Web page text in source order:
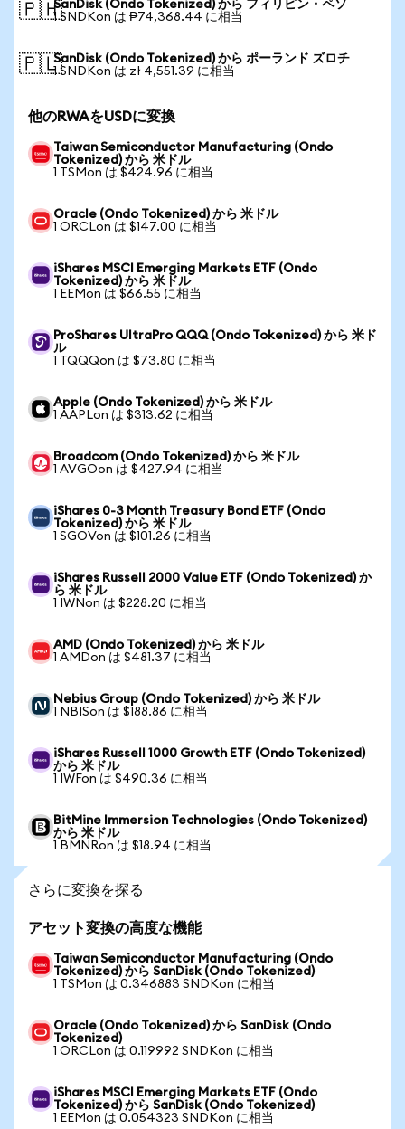
🇵🇭SanDisk (Ondo Tokenized) から フィリピン・ペソ
1 SNDKon は ₱74,368.44 に相当
🇵🇱SanDisk (Ondo Tokenized) から ポーランド ズロチ
1 SNDKon は zł 4,551.39 に相当
他のRWAをUSDに変換
Taiwan Semiconductor Manufacturing (Ondo
Tokenized) から 米ドル
1 TSMon は $424.96 に相当
Oracle (Ondo Tokenized) から 米ドル
1 ORCLon は $147.00 に相当
iShares MSCI Emerging Markets ETF (Ondo
Tokenized) から 米ドル
1 EEMon は $66.55 に相当
ProShares UltraPro QQQ (Ondo Tokenized) から 米ド
ル
1 TQQQon は $73.80 に相当
Apple (Ondo Tokenized) から 米ドル
1 AAPLon は $313.62 に相当
Broadcom (Ondo Tokenized) から 米ドル
1 AVGOon は $427.94 に相当
iShares 0-3 Month Treasury Bond ETF (Ondo
Tokenized) から 米ドル
1 SGOVon は $101.26 に相当
iShares Russell 2000 Value ETF (Ondo Tokenized) か
ら 米ドル
1 IWNon は $228.20 に相当
AMD (Ondo Tokenized) から 米ドル
1 AMDon は $481.37 に相当
Nebius Group (Ondo Tokenized) から 米ドル
1 NBISon は $188.86 に相当
iShares Russell 1000 Growth ETF (Ondo Tokenized)
から 米ドル
1 IWFon は $490.36 に相当
BitMine Immersion Technologies (Ondo Tokenized)
から 米ドル
1 BMNRon は $18.94 に相当
さらに変換を探る
アセット変換の高度な機能
Taiwan Semiconductor Manufacturing (Ondo
Tokenized) から SanDisk (Ondo Tokenized)
1 TSMon は 0.346883 SNDKon に相当
Oracle (Ondo Tokenized) から SanDisk (Ondo
Tokenized)
1 ORCLon は 0.119992 SNDKon に相当
iShares MSCI Emerging Markets ETF (Ondo
Tokenized) から SanDisk (Ondo Tokenized)
1 EEMon は 0.054323 SNDKon に相当